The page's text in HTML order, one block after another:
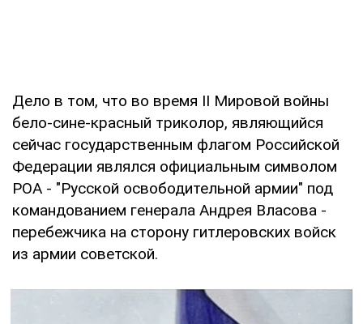
Дело в том, что во время II Мировой войны
бело-сине-красный триколор, являющийся
сейчас государственным флагом Российской
Федерации являлся официальным символом
РОА - "Русской освободительной армии" под
командованием генерала Андрея Власова -
перебежчика на сторону гитлеровских войск
из армии советской.